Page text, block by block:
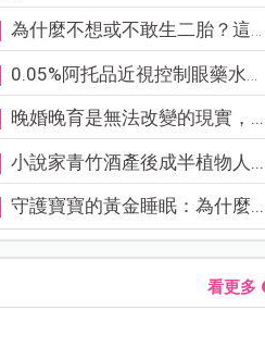
為什麼不想或不敢生二胎？這8...
0.05%阿托品近視控制眼藥水納...
晚婚晚育是無法改變的現實，...
小說家青竹酒產後成半植物人...
守護寶寶的黃金睡眠：為什麼...
看更多